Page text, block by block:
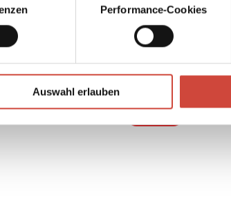
Performance-Cookies
Auswahl erlauben
Bilddatei